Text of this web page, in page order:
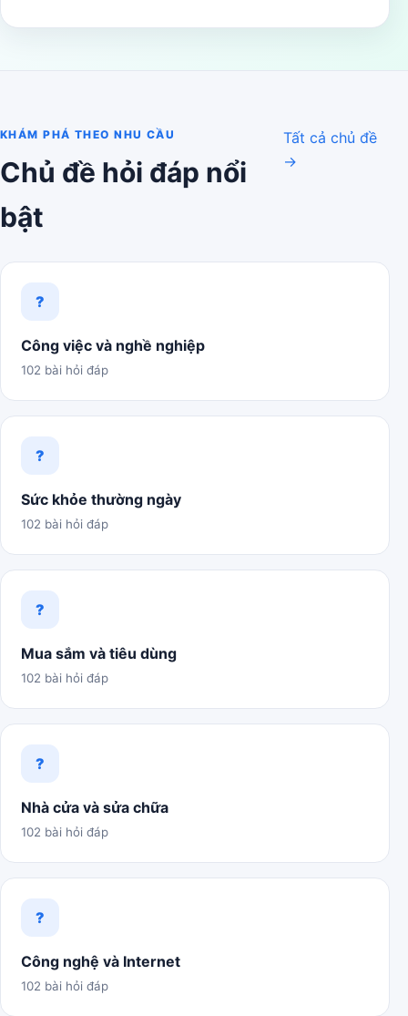
KHÁM PHÁ THEO NHU CẦU
Chủ đề hỏi đáp nổi
bật
Tất cả chủ đề
→
?
Công việc và nghề nghiệp
102 bài hỏi đáp
?
Sức khỏe thường ngày
102 bài hỏi đáp
?
Mua sắm và tiêu dùng
102 bài hỏi đáp
?
Nhà cửa và sửa chữa
102 bài hỏi đáp
?
Công nghệ và Internet
102 bài hỏi đáp